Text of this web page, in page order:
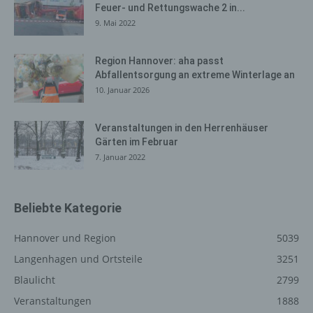
Feuer- und Rettungswache 2 in...
9. Mai 2022
Region Hannover: aha passt
Abfallentsorgung an extreme Winterlage an
10. Januar 2026
Veranstaltungen in den Herrenhäuser
Gärten im Februar
7. Januar 2022
Beliebte Kategorie
Hannover und Region
5039
Langenhagen und Ortsteile
3251
Blaulicht
2799
Veranstaltungen
1888
gelöscht werden. Dies ist in allen gängigen
Internetbrowsern möglich. Deaktiviert die betroffene
Internetbrowser, sind unter Umständen nicht alle
Funktionen unserer Internetseite vollumfänglich nutzbar.
und Informationen
Die Internetseite erfasst mit jedem Aufruf der
Internetseite durch eine betroffene Person oder ein
Informationen werden in den Logfiles des Servers
Browsertypen und Versionen, (2) das vom zugreifenden
System verwendete Betriebssystem, (3) die
Internetseite, von welcher ein zugreifendes System auf
die Unterwebseiten, welche über ein zugreifendes